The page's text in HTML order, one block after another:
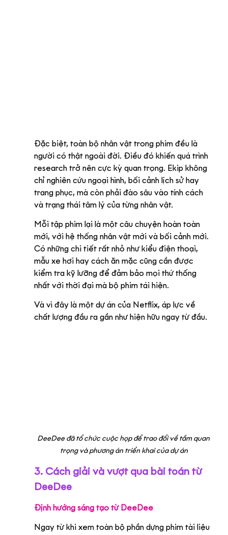
Đặc biệt, toàn bộ nhân vật trong phim đều là
người có thật ngoài đời. Điều đó khiến quá trình
research trở nên cực kỳ quan trọng. Ekip không
chỉ nghiên cứu ngoại hình, bối cảnh lịch sử hay
trang phục, mà còn phải đào sâu vào tính cách
và trạng thái tâm lý của từng nhân vật.
Mỗi tập phim lại là một câu chuyện hoàn toàn
mới, với hệ thống nhân vật mới và bối cảnh mới.
Có những chi tiết rất nhỏ như kiểu điện thoại,
mẫu xe hơi hay cách ăn mặc cũng cần được
kiểm tra kỹ lưỡng để đảm bảo mọi thứ thống
nhất với thời đại mà bộ phim tái hiện.
Và vì đây là một dự án của Netflix, áp lực về
chất lượng đầu ra gần như hiện hữu ngay từ đầu.
DeeDee đã tổ chức cuộc họp để trao đổi về tầm quan
trọng và phương án triển khai của dự án
3. Cách giải và vượt qua bài toán từ
DeeDee
Định hướng sáng tạo từ DeeDee
Ngay từ khi xem toàn bộ phần dựng phim tài liệu